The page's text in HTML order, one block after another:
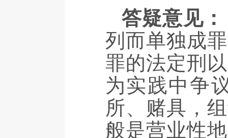
答疑意见：
列而单独成
罪的法定刑
为实践中争
所、赌具，
般是营业性